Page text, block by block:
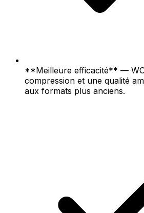
**Meilleure efficacité** —
compression et une qualité
aux formats plus anciens.